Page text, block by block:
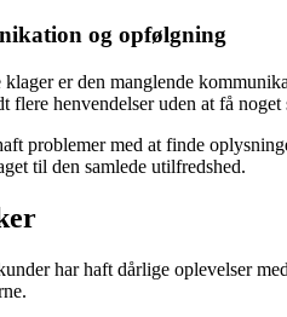
og opfølgning
klager er den manglende
flere henvendelser uden at få noget
problemer med at finde
til den samlede utilfredshed.
har haft dårlige oplevelser